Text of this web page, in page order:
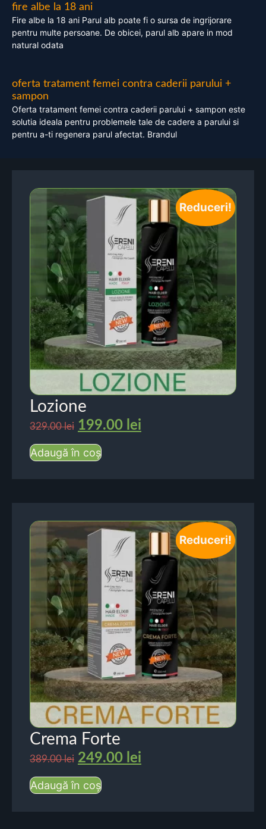
fire albe la 18 ani
Fire albe la 18 ani Parul alb poate fi o sursa de ingrijorare
pentru multe persoane. De obicei, parul alb apare in mod
natural odata
oferta tratament femei contra caderii parului +
sampon
Oferta tratament femei contra caderii parului + sampon este
solutia ideala pentru problemele tale de cadere a parului si
pentru a-ti regenera parul afectat. Brandul
Reduceri!
Lozione
329.00lei 199.00 lei
Adaugă în coș
Reduceri!
Crema Forte
389.00lei 249.00 lei
Adaugă în coș